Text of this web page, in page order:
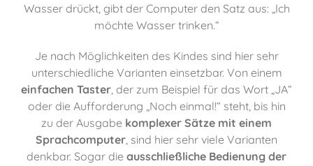
Wasser drückt, gibt der Computer den Satz aus: „Ich
möchte Wasser trinken.“
Je nach Möglichkeiten des Kindes sind hier sehr
unterschiedliche Varianten einsetzbar. Von einem
einfachen Taster, der zum Beispiel für das Wort „JA“
oder die Aufforderung „Noch einmal!“ steht, bis hin
zu der Ausgabe komplexer Sätze mit einem
Sprachcomputer, sind hier sehr viele Varianten
denkbar. Sogar die ausschließliche Bedienung der